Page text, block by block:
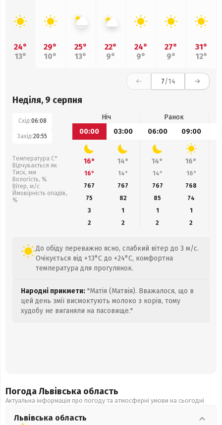
24°
13°
29°
10°
25°
13°
22°
9°
24°
9°
27°
9°
31°
12°
7/14
Неділя, 9 серпня
Схід:06:08
Захід:20:55
Температура С°
Відчувається як
Тиск, мм
Вологість, %
Вітер, м/с
Ймовірність опадів,
%
Ніч
Ранок
00:00
03:00 06:00 09:00
16° 14° 14° 16°
16° 14° 14° 16°
767
767 767 768
75
82 85 74
3
1 1
1
2
2 2 2
До обіду переважно ясно, слабкий вітер до 3 м/с.
Очікується від +13°C до +24°C, комфортна
температура для прогулянок.
Народні прикмети: "Матія (Матвія). Вважалося, що в
цей день змії висмоктують молоко з корів, тому
худобу не виганяли на пасовище."
Погода Львівська область
Актуальна інформація про погоду та атмосферні умови на сьогодні
Львівська область